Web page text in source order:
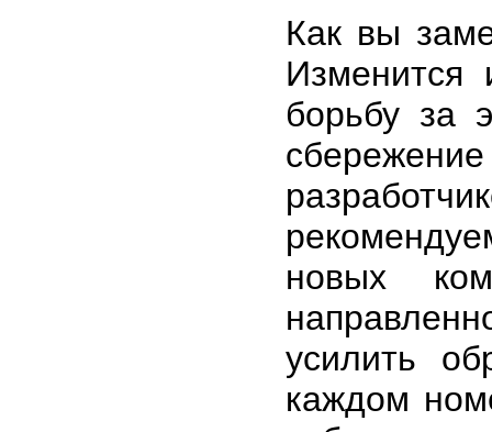
Как вы
Изменится
борьбу за
новых
усилить
каждом